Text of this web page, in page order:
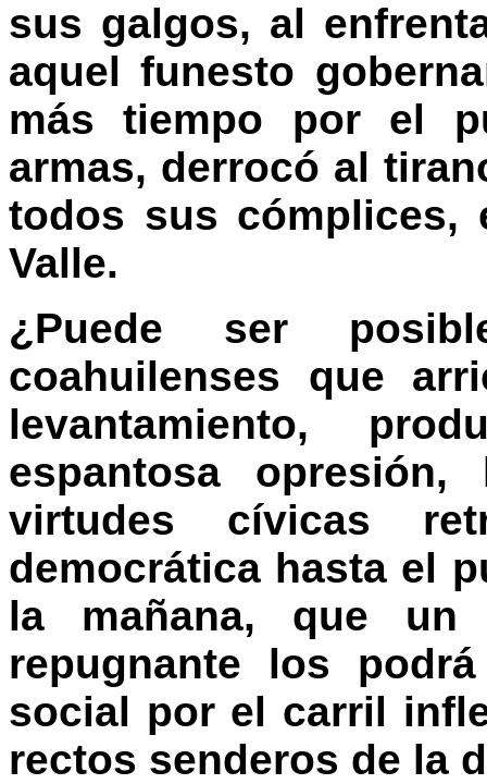
sus galgos, al
aquel funesto
más tiempo por el
armas, derrocó al
todos sus cómplices,
Valle.
¿Puede ser
coahuilenses que
levantamiento,
espantosa
virtudes cívicas
democrática hasta el
la mañana, que un
repugnante los
social por el carril
rectos senderos de la